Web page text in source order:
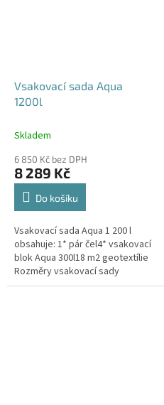
Vsakovací sada Aqua
1200l
Skladem
6 850 Kč bez DPH
8 289 Kč
Do košíku
Vsakovací sada Aqua 1 200 l
obsahuje: 1* pár čel4* vsakovací
blok Aqua 300l18 m2 geotextílie
Rozměry vsakovací sady
480x80x52 cm Nosnost bloků až